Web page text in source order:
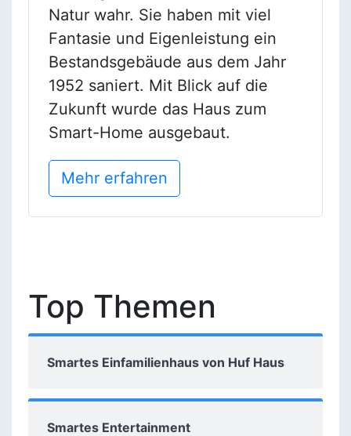
Natur wahr. Sie haben mit viel
Fantasie und Eigenleistung ein
Bestandsgebäude aus dem Jahr
1952 saniert. Mit Blick auf die
Zukunft wurde das Haus zum
Smart-Home ausgebaut.
Mehr erfahren
Top Themen
Smartes Einfamilienhaus von Huf Haus
Smartes Entertainment